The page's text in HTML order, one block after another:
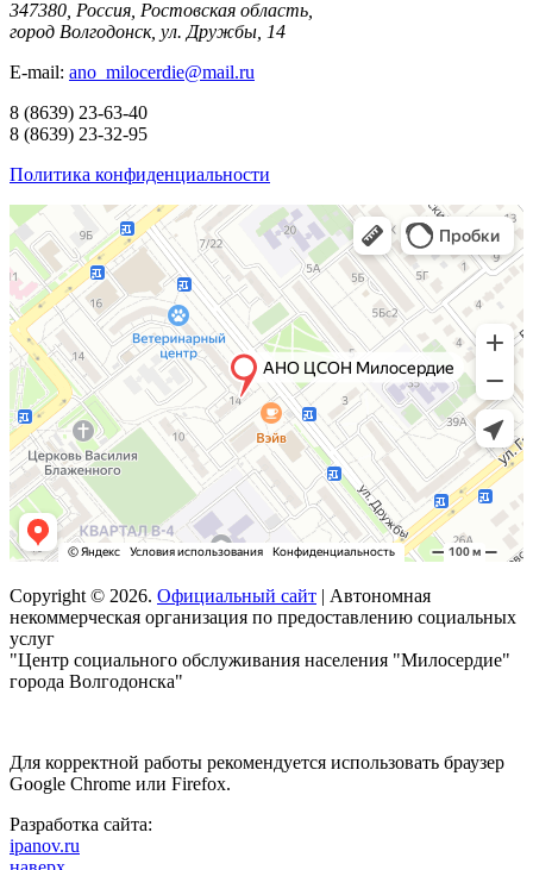
347380, Россия, Ростовская область,
город Волгодонск, ул. Дружбы, 14
E-mail: ano_milocerdie@mail.ru
8 (8639) 23-63-40
8 (8639) 23-32-95
Политика конфиденциальности
Copyright © 2026. Официальный сайт | Автономная
некоммерческая организация по предоставлению социальных
услуг
"Центр социального обслуживания населения "Милосердие"
города Волгодонска"
Для корректной работы рекомендуется использовать браузер
Google Chrome или Firefox.
Разработка сайта:
ipanov.ru